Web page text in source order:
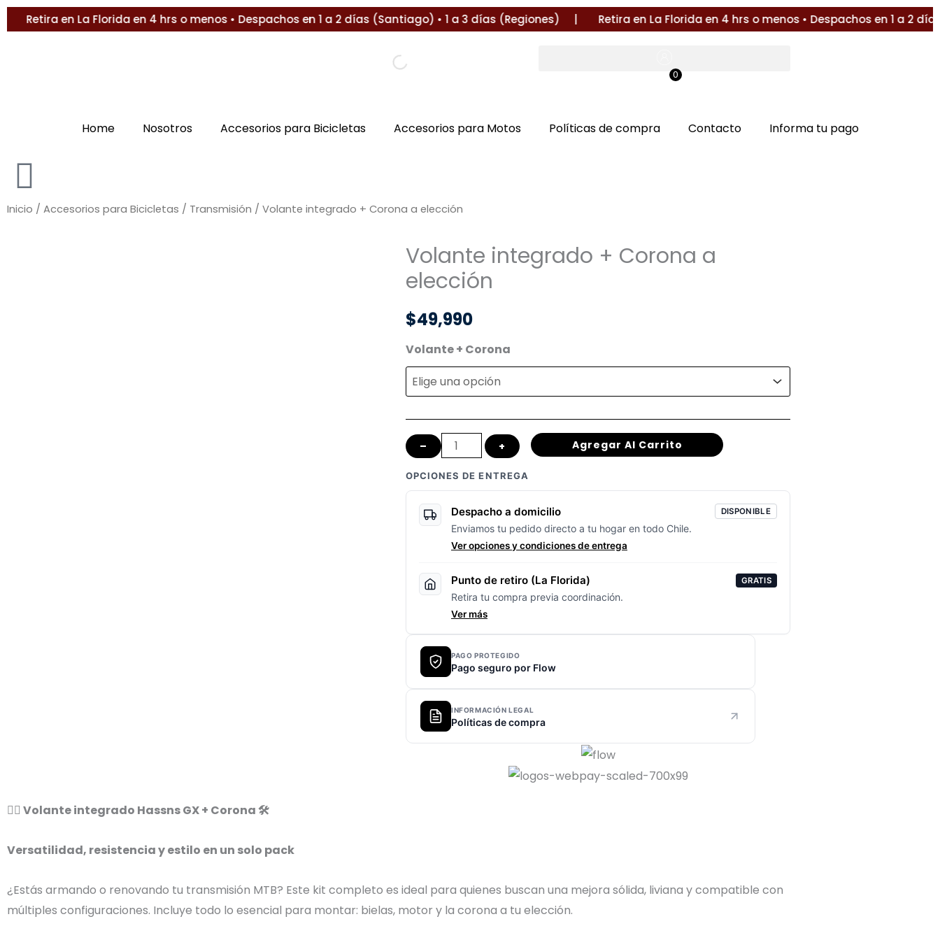
al
Retira en La Florida en 4 hrs o menos • Despachos en 1 a 2 días (Santiago) • 1 a 3 días (Regiones) | Retira en La Florida en 4 hrs o menos • Despachos en 1 a 2
0
Home Nosotros Accesorios para Bicicletas Accesorios para Motos Políticas de compra Contacto Informa tu pago
Inicio / Accesorios para Bicicletas / Transmisión / Volante integrado + Corona a elección
Volante integrado + Corona a
elección
$49,990
Volante + Corona
Volante
integrado
elección
cantidad
– + Agregar Al Carrito
OPCIONES DE ENTREGA
Despacho a domicilio DISPONIBLE
Enviamos tu pedido directo a tu hogar en todo Chile.
Ver opciones y condiciones de entrega
Punto de retiro (La Florida) GRATIS
Retira tu compra previa coordinación.
Ver más
PAGO PROTEGIDO
Pago seguro por Flow
INFORMACIÓN LEGAL
Políticas de compra
🚴‍♂️ Volante integrado Hassns GX + Corona 🛠️
Versatilidad, resistencia y estilo en un solo pack
¿Estás armando o renovando tu transmisión MTB? Este kit completo es ideal para quienes buscan una mejora sólida, liviana y compatible con
múltiples configuraciones. Incluye todo lo esencial para montar: bielas, motor y la corona a tu elección.